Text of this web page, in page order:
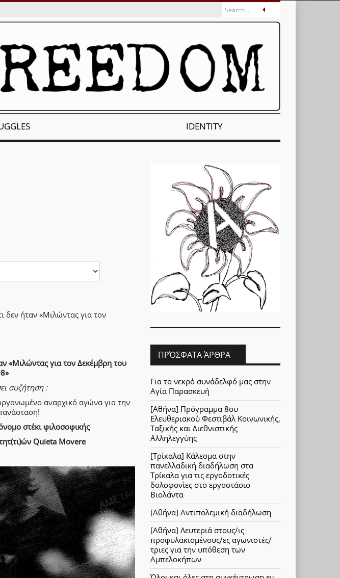
IDENTITY
δεν ήταν «Μιλώντας για τον
«Μιλώντας για τον Δεκέμβρη του
συζήτηση :
αναρχικό αγώνα για την
στέκι φιλοσοφικής
Quieta Movere
ΠΡΌΣΦΑΤΑ ΆΡΘΡΑ
Για το νεκρό συνάδελφό μας στην
Αγία Παρασκευή
[Αθήνα] Πρόγραμμα 8ου
Ελευθεριακού Φεστιβάλ Κοινωνικής,
Ταξικής και Διεθνιστικής
Αλληλεγγύης
[Τρίκαλα] Κάλεσμα στην
πανελλαδική διαδήλωση στα
Τρίκαλα για τις εργοδοτικές
δολοφονίες στο εργοστάσιο
Βιολάντα
[Αθήνα] Αντιπολεμική διαδήλωση
[Αθήνα] Λευτεριά στους/ις
προφυλακισμένους/ες αγωνιστές/
τριες για την υπόθεση των
Αμπελοκήπων